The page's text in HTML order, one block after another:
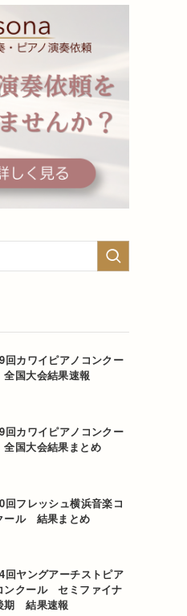
回カワイピアノコンクー
国大会結果速報
回カワイピアノコンクー
国大会結果まとめ
回フレッシュ横浜音楽コ
ール 結果まとめ
回ヤングアーチストピア
ンクール セミファイナ
期 結果速報